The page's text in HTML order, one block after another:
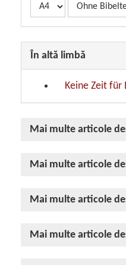
În altă limbă
Keine Zeit für
Mai multe articole
Mai multe articole
Mai multe articole
Mai multe articole